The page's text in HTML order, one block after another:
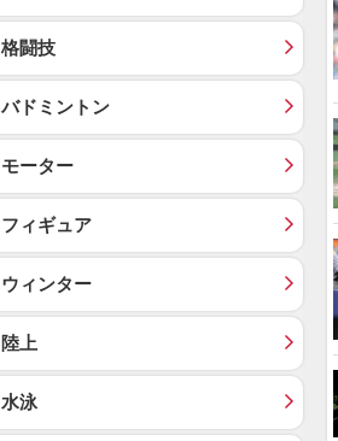
格闘技
バドミントン
モーター
フィギュア
ウィンター
陸上
水泳